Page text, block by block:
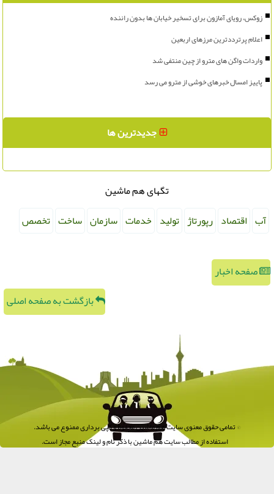
زوکس، رویای آمازون برای تسخیر خیابان ها بدون راننده
اعلام پرترددترین مرزهای اربعین
واردات واگن های مترو از چین منتفی شد
پاییز امسال خبرهای خوشی از مترو می رسد
جدیدترین ها
تگهای هم ماشین
آب
اقتصاد رپورتاژ تولید خدمات سازمان ساخت تخصص
صفحه اخبار
بازگشت به صفحه اصلی
© تمامی حقوق معنوی سایت هم ماشین محفوظ و کپی برداری ممنوع می باشد.
استفاده از مطالب سایت هم ماشین با ذکر نام و لینک منبع مجاز است.